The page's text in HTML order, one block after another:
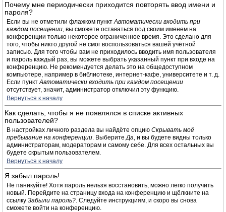
Почему мне периодически приходится повторять ввод имени и
пароля?
Если вы не отметили флажком пунктАвтоматически входить при
каждом посещении, вы сможете оставаться под своим именем на
конференции только некоторое ограниченное время. Это сделано для
того, чтобы никто другой не смог воспользоваться вашей учётной
записью. Для того чтобы вам не приходилось вводить имя пользователя
и пароль каждый раз, вы можете выбрать указанный пункт при входе на
конференцию. Не рекомендуется делать это на общедоступном
компьютере, например в библиотеке, интернет-кафе, университете и т. д.
Если пунктАвтоматически входить при каждом посещении
отсутствует, значит, администратор отключил эту функцию.
Вернуться к началу
Как сделать, чтобы я не появлялся в списке активных
пользователей?
В настройках личного раздела вы найдёте опцию Скрывать моё
пребывание на конференции. ВыберитеДа, и вы будете видны только
администраторам, модераторам и самому себе. Для всех остальных вы
будете скрытым пользователем.
Вернуться к началу
Я забыл пароль!
Не паникуйте! Хотя пароль нельзя восстановить, можно легко получить
новый. Перейдите на страницу входа на конференцию и щёлкните на
ссылку Забыли пароль?. Следуйте инструкциям, и скоро вы снова
сможете войти на конференцию.